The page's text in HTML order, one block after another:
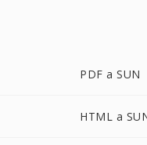
PDF a SUN
HTML a